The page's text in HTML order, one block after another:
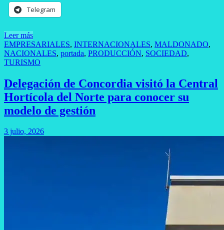
Telegram
Leer más
EMPRESARIALES, INTERNACIONALES, MALDONADO,
NACIONALES, portada, PRODUCCIÓN, SOCIEDAD,
TURISMO
Delegación de Concordia visitó la Central
Hortícola del Norte para conocer su
modelo de gestión
3 julio, 2026